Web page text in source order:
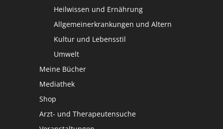
Heilwissen und Ernährung
Allgemeinerkrankungen und Altern
Kultur und Lebensstil
Umwelt
Meine Bücher
Mediathek
Shop
Arzt- und Therapeutensuche